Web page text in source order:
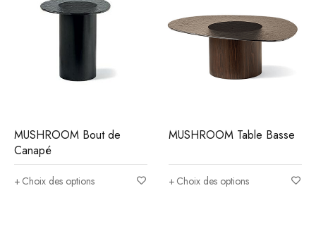
MUSHROOM Bout de
Canapé
Choix des options
MUSHROOM Table Basse
Choix des options